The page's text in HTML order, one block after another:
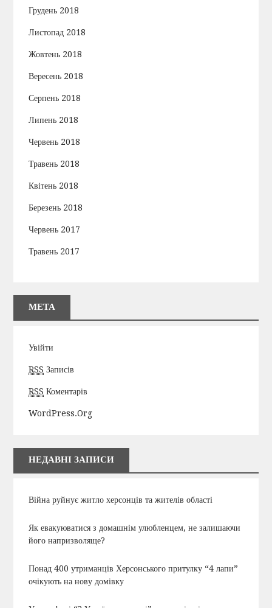
Грудень 2018
Листопад 2018
Жовтень 2018
Вересень 2018
Серпень 2018
Липень 2018
Червень 2018
Травень 2018
Квітень 2018
Березень 2018
Червень 2017
Травень 2017
МЕТА
Увійти
RSS Записів
RSS Коментарів
WordPress.org
НЕДАВНІ ЗАПИСИ
Війна руйнує житло херсонців та жителів області
Як евакуюватися з домашнім улюбленцем, не залишаючи
його напризволяще?
Понад 400 утриманців Херсонського притулку “4 лапи”
очікують на нову домівку